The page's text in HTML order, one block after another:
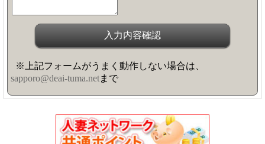
※上記フォームがうまく動作しない場合は、
sapporo@deai-tuma.netまで